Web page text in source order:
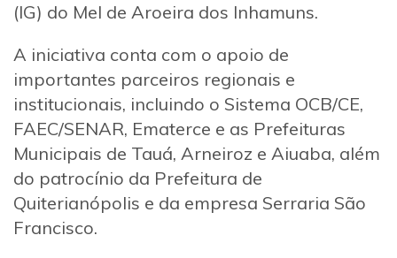
(IG) do Mel de Aroeira dos Inhamuns.
A iniciativa conta com o apoio de
importantes parceiros regionais e
institucionais, incluindo o Sistema OCB/CE,
FAEC/SENAR, Ematerce e as Prefeituras
Municipais de Tauá, Arneiroz e Aiuaba, além
do patrocínio da Prefeitura de
Quiterianópolis e da empresa Serraria São
Francisco.